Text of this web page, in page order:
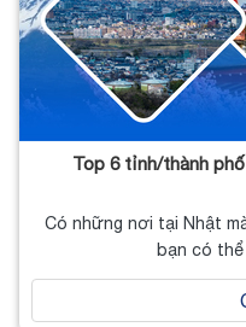
Top 6 tỉnh/thành
Có những nơi tại Nhật
bạn có